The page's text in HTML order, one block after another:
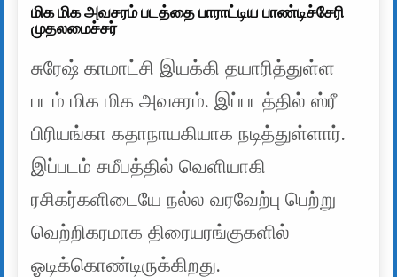
மிக மிக அவசரம் படத்தை பாராட்டிய பாண்டிச்சேரி
முதலமைச்சர்
சுரேஷ் காமாட்சி இயக்கி தயாரித்துள்ள
படம் மிக மிக அவசரம். இப்படத்தில் ஸ்ரீ
பிரியங்கா கதாநாயகியாக நடித்துள்ளார்.
இப்படம் சமீபத்தில் வெளியாகி
ரசிகர்களிடையே நல்ல வரவேற்பு பெற்று
வெற்றிகரமாக திரையரங்குகளில்
ஓடிக்கொண்டிருக்கிறது.